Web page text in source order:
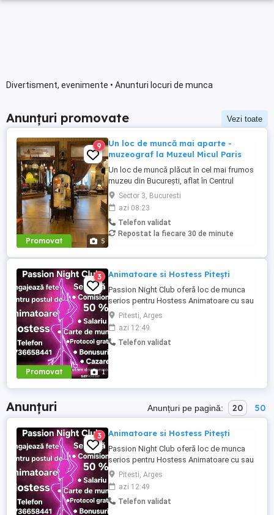
Divertisment, evenimente • Anunturi locuri de munca
Anunțuri promovate Vezi toate
Promovat 5
9
Un loc de muncă mai aparte -
muzeograf la Muzeul Micul Paris
Un loc de muncă plăcut în cel mai frumos
muzeu din București, aflat în Centrul
Istoric. Jobul presupune primirea
vizitatorilor, limba engleză, realizarea unei
prezentări care se învață, vocabular bogat,
bună dispoziție, stare surâzătoare,
participare la Seratele muzicale ale
Sector 3, Bucuresti
azi 08:23
Telefon validat
Repostat la fiecare 30 de minute
Promovat 1
3 Animatoare si Hostess Pitești
Passion Night Club oferă loc de munca
serios pentru Hostess Animatoare cu sau
fără experiență. Nu punem accent pe
aspecul fizic !! Dacă ai peste 18 ani, ești o
fire deschisă, sociabilă și fără inhibiții te
invităm să faci parte din echipa noastră
Pitesti, Arges
azi 12:49
Telefon validat
Anunțuri Anunțuri pe pagină: 20 50
3 Animatoare si Hostess Pitești
Passion Night Club oferă loc de munca
serios pentru Hostess Animatoare cu sau
fără experiență. Nu punem accent pe
aspecul fizic !! Dacă ai peste 18 ani, ești o
fire deschisă, sociabilă și fără inhibiții te
invităm să faci parte din echipa noastră
Pitesti, Arges
azi 12:49
Telefon validat